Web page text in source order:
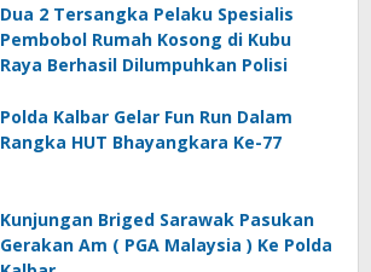
Dua 2 Tersangka Pelaku Spesialis
Pembobol Rumah Kosong di Kubu
Raya Berhasil Dilumpuhkan Polisi
Polda Kalbar Gelar Fun Run Dalam
Rangka HUT Bhayangkara Ke-77
Kunjungan Briged Sarawak Pasukan
Gerakan Am ( PGA Malaysia ) Ke Polda